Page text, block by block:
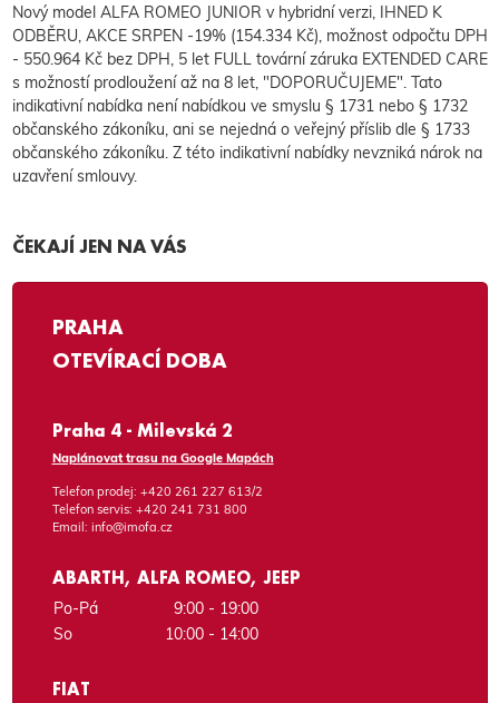
Nový model ALFA ROMEO JUNIOR v hybridní verzi, IHNED K
ODBĚRU, AKCE SRPEN -19% (154.334 Kč), možnost odpočtu DPH
- 550.964 Kč bez DPH, 5 let FULL tovární záruka EXTENDED CARE
s možností prodloužení až na 8 let, "DOPORUČUJEME". Tato
indikativní nabídka není nabídkou ve smyslu § 1731 nebo § 1732
občanského zákoníku, ani se nejedná o veřejný příslib dle § 1733
občanského zákoníku. Z této indikativní nabídky nevzniká nárok na
uzavření smlouvy.
ČEKAJÍ JEN NA VÁS
PRAHA
OTEVÍRACÍ DOBA
Praha 4 - Milevská 2
Naplánovat trasu na Google Mapách
Telefon prodej: +420 261 227 613/2
Telefon servis: +420 241 731 800
Email: info@imofa.cz
ABARTH, ALFA ROMEO, JEEP
Po-Pá
9:00 - 19:00
So
10:00 - 14:00
FIAT